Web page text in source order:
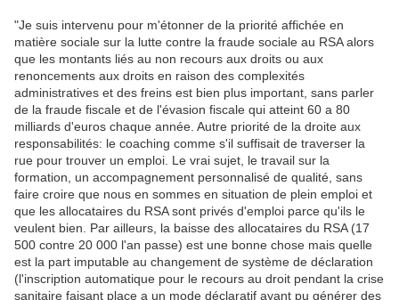
"Je suis intervenu pour m'étonner de la priorité affichée en
matière sociale sur la lutte contre la fraude sociale au RSA alors
que les montants liés au non recours aux droits ou aux
renoncements aux droits en raison des complexités
administratives et des freins est bien plus important, sans parler
de la fraude fiscale et de l'évasion fiscale qui atteint 60 a 80
milliards d'euros chaque année. Autre priorité de la droite aux
responsabilités: le coaching comme s'il suffisait de traverser la
rue pour trouver un emploi. Le vrai sujet, le travail sur la
formation, un accompagnement personnalisé de qualité, sans
faire croire que nous en sommes en situation de plein emploi et
que les allocataires du RSA sont privés d'emploi parce qu'ils le
veulent bien. Par ailleurs, la baisse des allocataires du RSA (17
500 contre 20 000 l'an passe) est une bonne chose mais quelle
est la part imputable au changement de système de déclaration
(l'inscription automatique pour le recours au droit pendant la crise
sanitaire faisant place a un mode déclaratif ayant pu générer des